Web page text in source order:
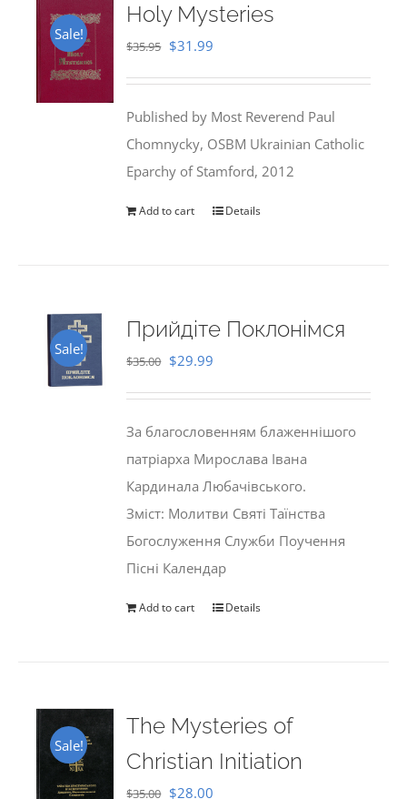
Sale!
Holy Mysteries
$35.95 Original
$35.95.
$31.99
$31.99.
Published by Most Reverend Paul
Chomnycky, OSBM Ukrainian Catholic
Eparchy of Stamford, 2012
Add to cart Details
Sale!
Прийдіте Поклонімся
$35.00 Original
$35.00.
$29.99
$29.99.
За благословенням блаженнішого
патріарха Мирослава Івана
Кардинала Любачівського.
Зміст: Молитви Святі Таїнства
Богослуження Служби Поучення
Пісні Календар
Add to cart Details
Sale!
The Mysteries of
Christian Initiation
$35.00 Original
$28.00